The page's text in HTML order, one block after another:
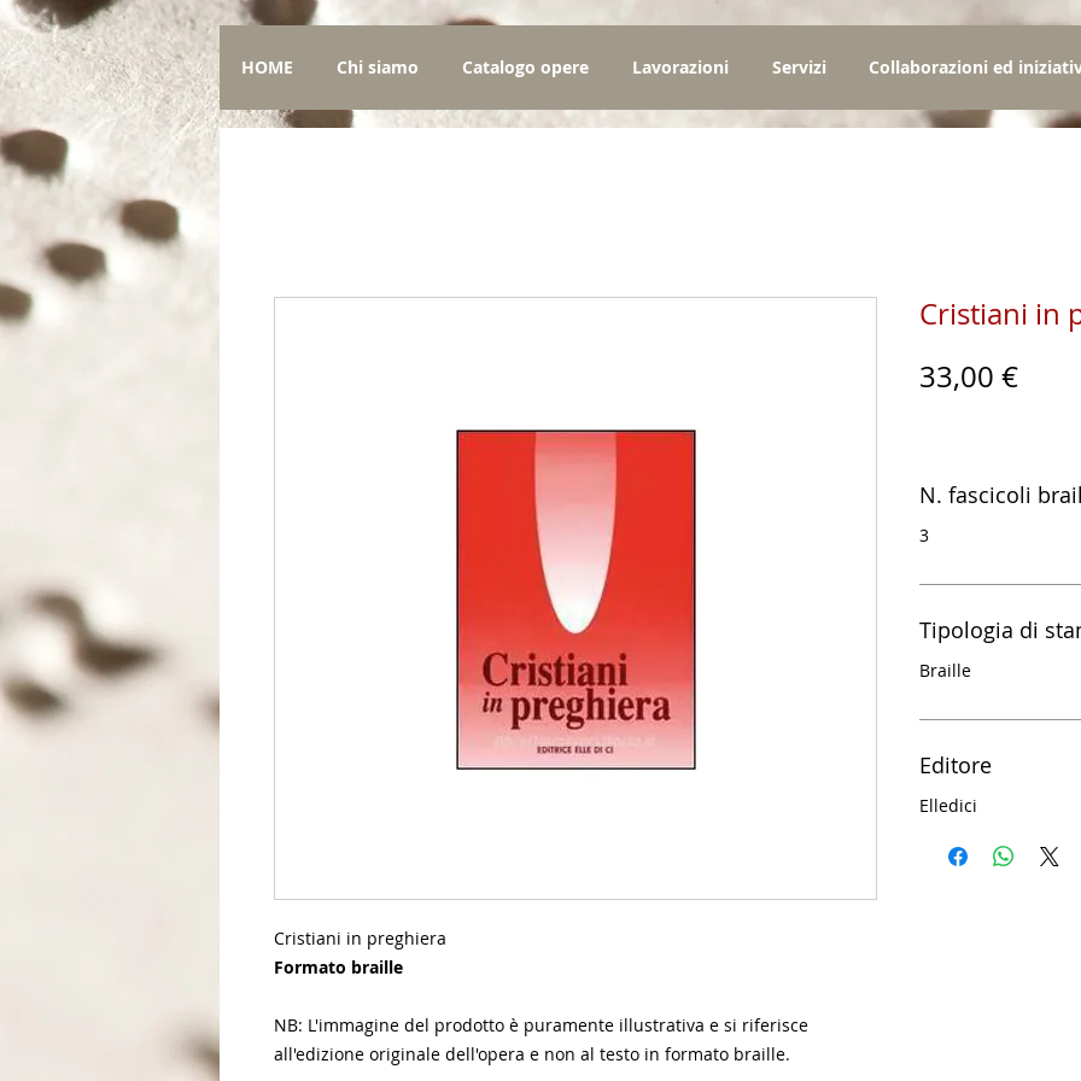
HOME Chi siamo Catalogo opere Lavorazioni Servizi Collaborazioni ed
Cristiani in preghiera
Formato braille
NB: L'immagine del prodotto è puramente illustrativa e si riferisce
all'edizione originale dell'opera e non al testo in formato braille.
Cristiani in
33,00 €
N. fascicoli
3
Tipologia di
Braille
Editore
Elledici